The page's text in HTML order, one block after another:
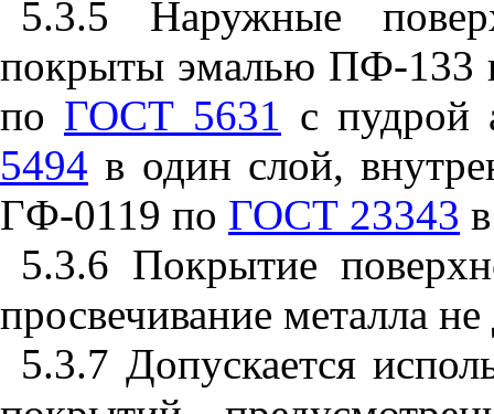
5.3.5 Наружные
покрыты эмалью ПФ-
по ГОСТ 5631 с
5494 в один слой,
ГФ-0119 по ГОСТ 23343
5.3.6 Покрытие
просвечивание металла не
5.3.7 Допускается